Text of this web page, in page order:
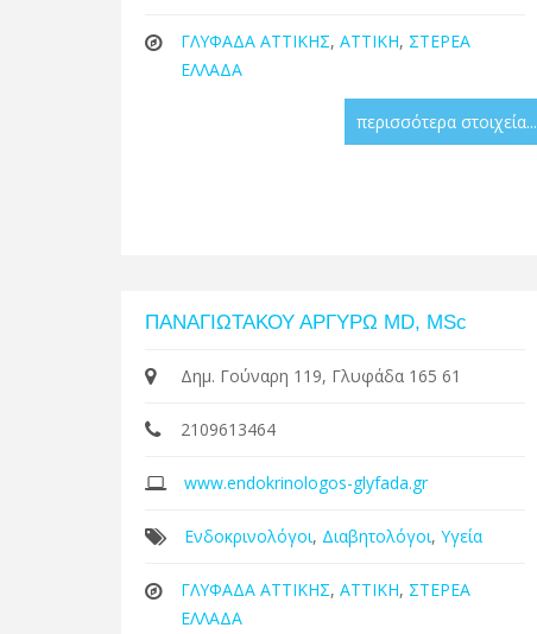
ΓΛΥΦΑΔΑ ΑΤΤΙΚΗΣ, ΑΤΤΙΚΗ, ΣΤΕΡΕΑ
ΕΛΛΑΔΑ
περισσότερα στοιχεία...
ΠΑΝΑΓΙΩΤΑΚΟΥ ΑΡΓΥΡΩ MD, MSc
Δημ. Γούναρη 119, Γλυφάδα 165 61
2109613464
www.endokrinologos-glyfada.gr
Ενδοκρινολόγοι, Διαβητολόγοι, Υγεία
ΓΛΥΦΑΔΑ ΑΤΤΙΚΗΣ, ΑΤΤΙΚΗ, ΣΤΕΡΕΑ
ΕΛΛΑΔΑ